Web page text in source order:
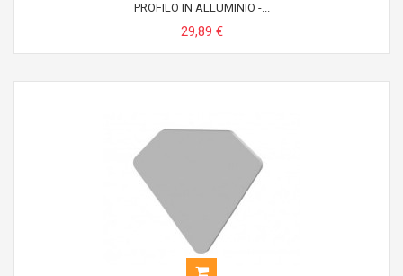
PROFILO IN ALLUMINIO -...
29,89 €